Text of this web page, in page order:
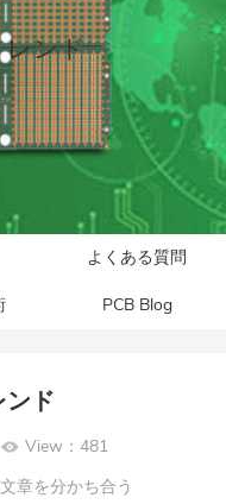
レンド
よくある質問
PCB Blog
ド
View：481
文章を分かち合う